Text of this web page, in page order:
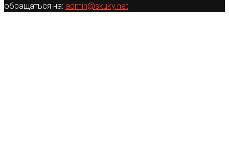
обращаться на: admin@skuky.net